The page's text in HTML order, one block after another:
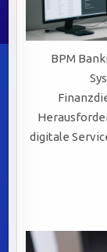
BPM
digitale